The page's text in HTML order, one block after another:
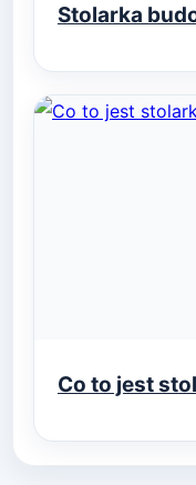
Stolarka
Co to jest